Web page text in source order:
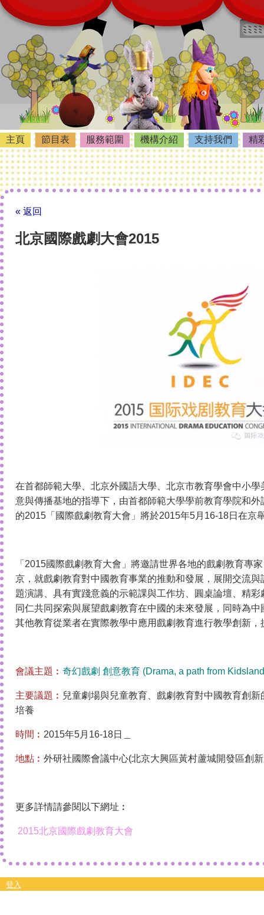
主頁 節目表 服務範圍 機構介紹 支持我們 精
« 返回
北京國際戲劇大會2015
在首都師範大學、北京外國語大學、北京市教育學會中小
意與傳播基地的指導下，由首都師範大學學前教育學院和
的2015「國際戲劇教育大會」將於2015年5月16-18日在京
「2015國際戲劇教育大會」將邀請世界各地的戲劇教育專
京，就戲劇教育對中國教育事業的推動和發展，展開交流
題演講、具有實踐意義的示範課與工作坊、圓桌論壇、精
同仁共同探索與展望戲劇教育在中國的未來發展，同時為
其他教育從業者在實際教學中應用戲劇教育進行教學創新
會議主題︰ 奇幻戲劇 創意教育 (Drama, a path from
主要議題︰ 兒童劇場與兒童教育、戲劇教育對中國教育創
培養
時間︰ 2015年5月16-18日＿
地點︰ 外研社國際會議中心(北京大興區黃村蘆城開發區創
更多詳情請參閱以下網址︰
2015北京國際戲劇教育大會
登入